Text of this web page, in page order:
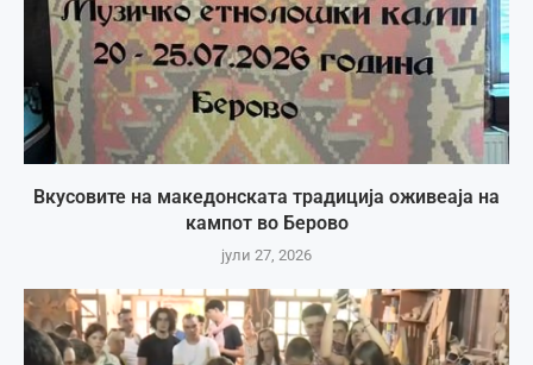
Вкусовите на македонската традиција оживеаја на
кампот во Берово
јули 27, 2026